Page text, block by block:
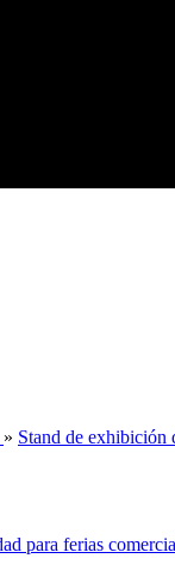
» Stand de exhibición